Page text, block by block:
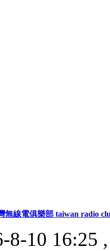
無線電俱樂部 taiwan radio
8-10 16:25